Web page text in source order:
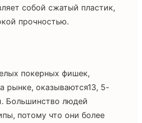
собой сжатый пластик,
прочностью.
покерных фишек,
рынке, оказываются13, 5-
Большинство людей
потому что они более